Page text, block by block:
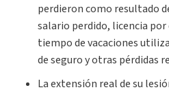
perdieron como resultado
salario perdido, licencia
tiempo de vacaciones
de seguro y otras pérdidas
La extensión real de su